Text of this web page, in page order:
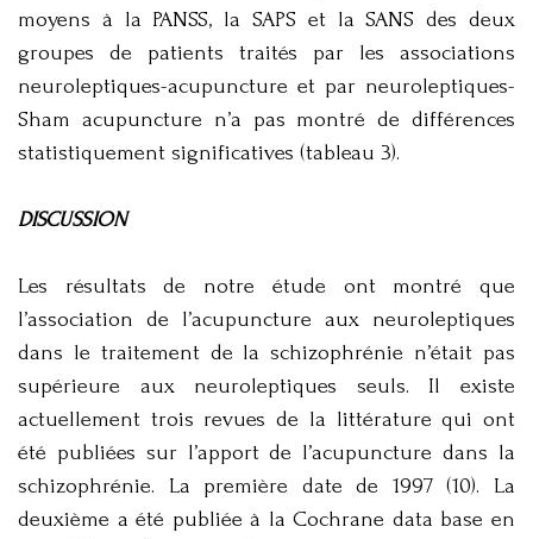
moyens à la PANSS, la SAPS et la SANS des deux
groupes de patients traités par les associations
neuroleptiques-acupuncture et par neuroleptiques-
Sham acupuncture n’a pas montré de différences
statistiquement significatives (tableau 3).
DISCUSSION
Les résultats de notre étude ont montré que
l’association de l’acupuncture aux neuroleptiques
dans le traitement de la schizophrénie n’était pas
supérieure aux neuroleptiques seuls. Il existe
actuellement trois revues de la littérature qui ont
été publiées sur l’apport de l’acupuncture dans la
schizophrénie. La première date de 1997 (10). La
deuxième a été publiée à la Cochrane data base en